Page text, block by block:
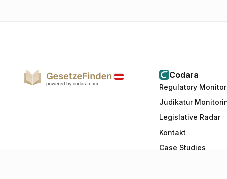
Codara
Regulatory
Judikatur
Legislative Radar
Kontakt
Case Studies